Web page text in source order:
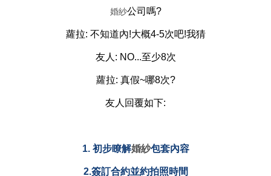
婚紗公司嗎?
蘿拉: 不知道內!大概4-5次吧!我猜
友人: NO...至少8次
蘿拉: 真假~哪8次?
友人回覆如下:
1. 初步瞭解婚紗包套內容
2.簽訂合約並約拍照時間